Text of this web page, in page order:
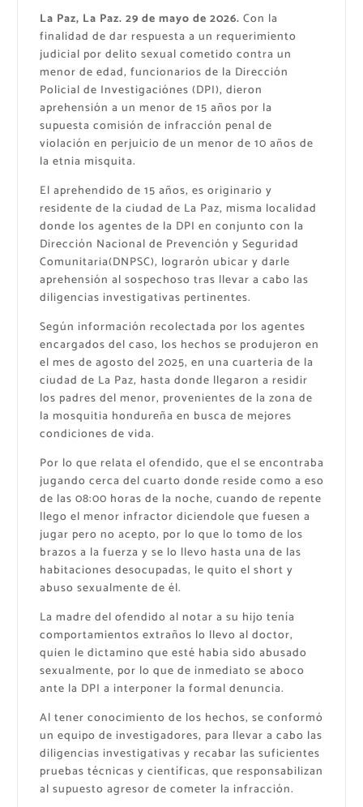
La Paz, La Paz. 29 de mayo de 2026. Con la
finalidad de dar respuesta a un requerimiento
judicial por delito sexual cometido contra un
menor de edad, funcionarios de la Dirección
Policial de Investigaciónes (DPI), dieron
aprehensión a un menor de 15 años por la
supuesta comisión de infracción penal de
violación en perjuicio de un menor de 10 años de
la etnia misquita.
El aprehendido de 15 años, es originario y
residente de la ciudad de La Paz, misma localidad
donde los agentes de la DPI en conjunto con la
Dirección Nacional de Prevención y Seguridad
Comunitaria(DNPSC), lograrón ubicar y darle
aprehensión al sospechoso tras llevar a cabo las
diligencias investigativas pertinentes.
Según información recolectada por los agentes
encargados del caso, los hechos se produjeron en
el mes de agosto del 2025, en una cuarteria de la
ciudad de La Paz, hasta donde llegaron a residir
los padres del menor, provenientes de la zona de
la mosquitia hondureña en busca de mejores
condiciones de vida.
Por lo que relata el ofendido, que el se encontraba
jugando cerca del cuarto donde reside como a eso
de las 08:00 horas de la noche, cuando de repente
llego el menor infractor diciendole que fuesen a
jugar pero no acepto, por lo que lo tomo de los
brazos a la fuerza y se lo llevo hasta una de las
habitaciones desocupadas, le quito el short y
abuso sexualmente de él.
La madre del ofendido al notar a su hijo tenía
comportamientos extraños lo llevo al doctor,
quien le dictamino que esté habia sido abusado
sexualmente, por lo que de inmediato se aboco
ante la DPI a interponer la formal denuncia.
Al tener conocimiento de los hechos, se conformó
un equipo de investigadores, para llevar a cabo las
diligencias investigativas y recabar las suficientes
pruebas técnicas y científicas, que responsabilizan
al supuesto agresor de cometer la infracción.